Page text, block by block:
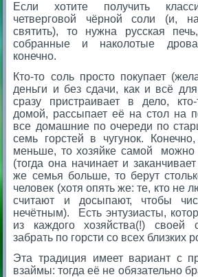
Если хотите получить
четверговой чёрной соли (и,
святить), то нужна русская
собранные и наколотые
конечно.
Кто-то соль просто покупает
деньги и без сдачи, как и всё
сразу пристраивает в дело,
домой, рассыпает её на стол на
все домашние по очереди по
семь горстей в чугунок.
меньше, то хозяйке самой можно
(тогда она начинает и
же семья больше, то берут
человек (хотя опять же: те, кто не
считают и досыпают, чтобы
нечётным). Есть энтузиасты,
из каждого хозяйства(!) своей
забрать по горсти со всех близких
Эта традиция имеет вариант с
взаймы: тогда её не обязательно